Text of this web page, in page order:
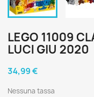
LEGO 11009
LUCI GIU 2020
34,99 €
Nessuna tassa